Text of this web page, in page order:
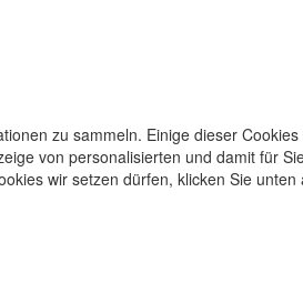
zu sammeln. Einige dieser
von personalisierten und damit für
wir setzen dürfen, klicken Sie unten